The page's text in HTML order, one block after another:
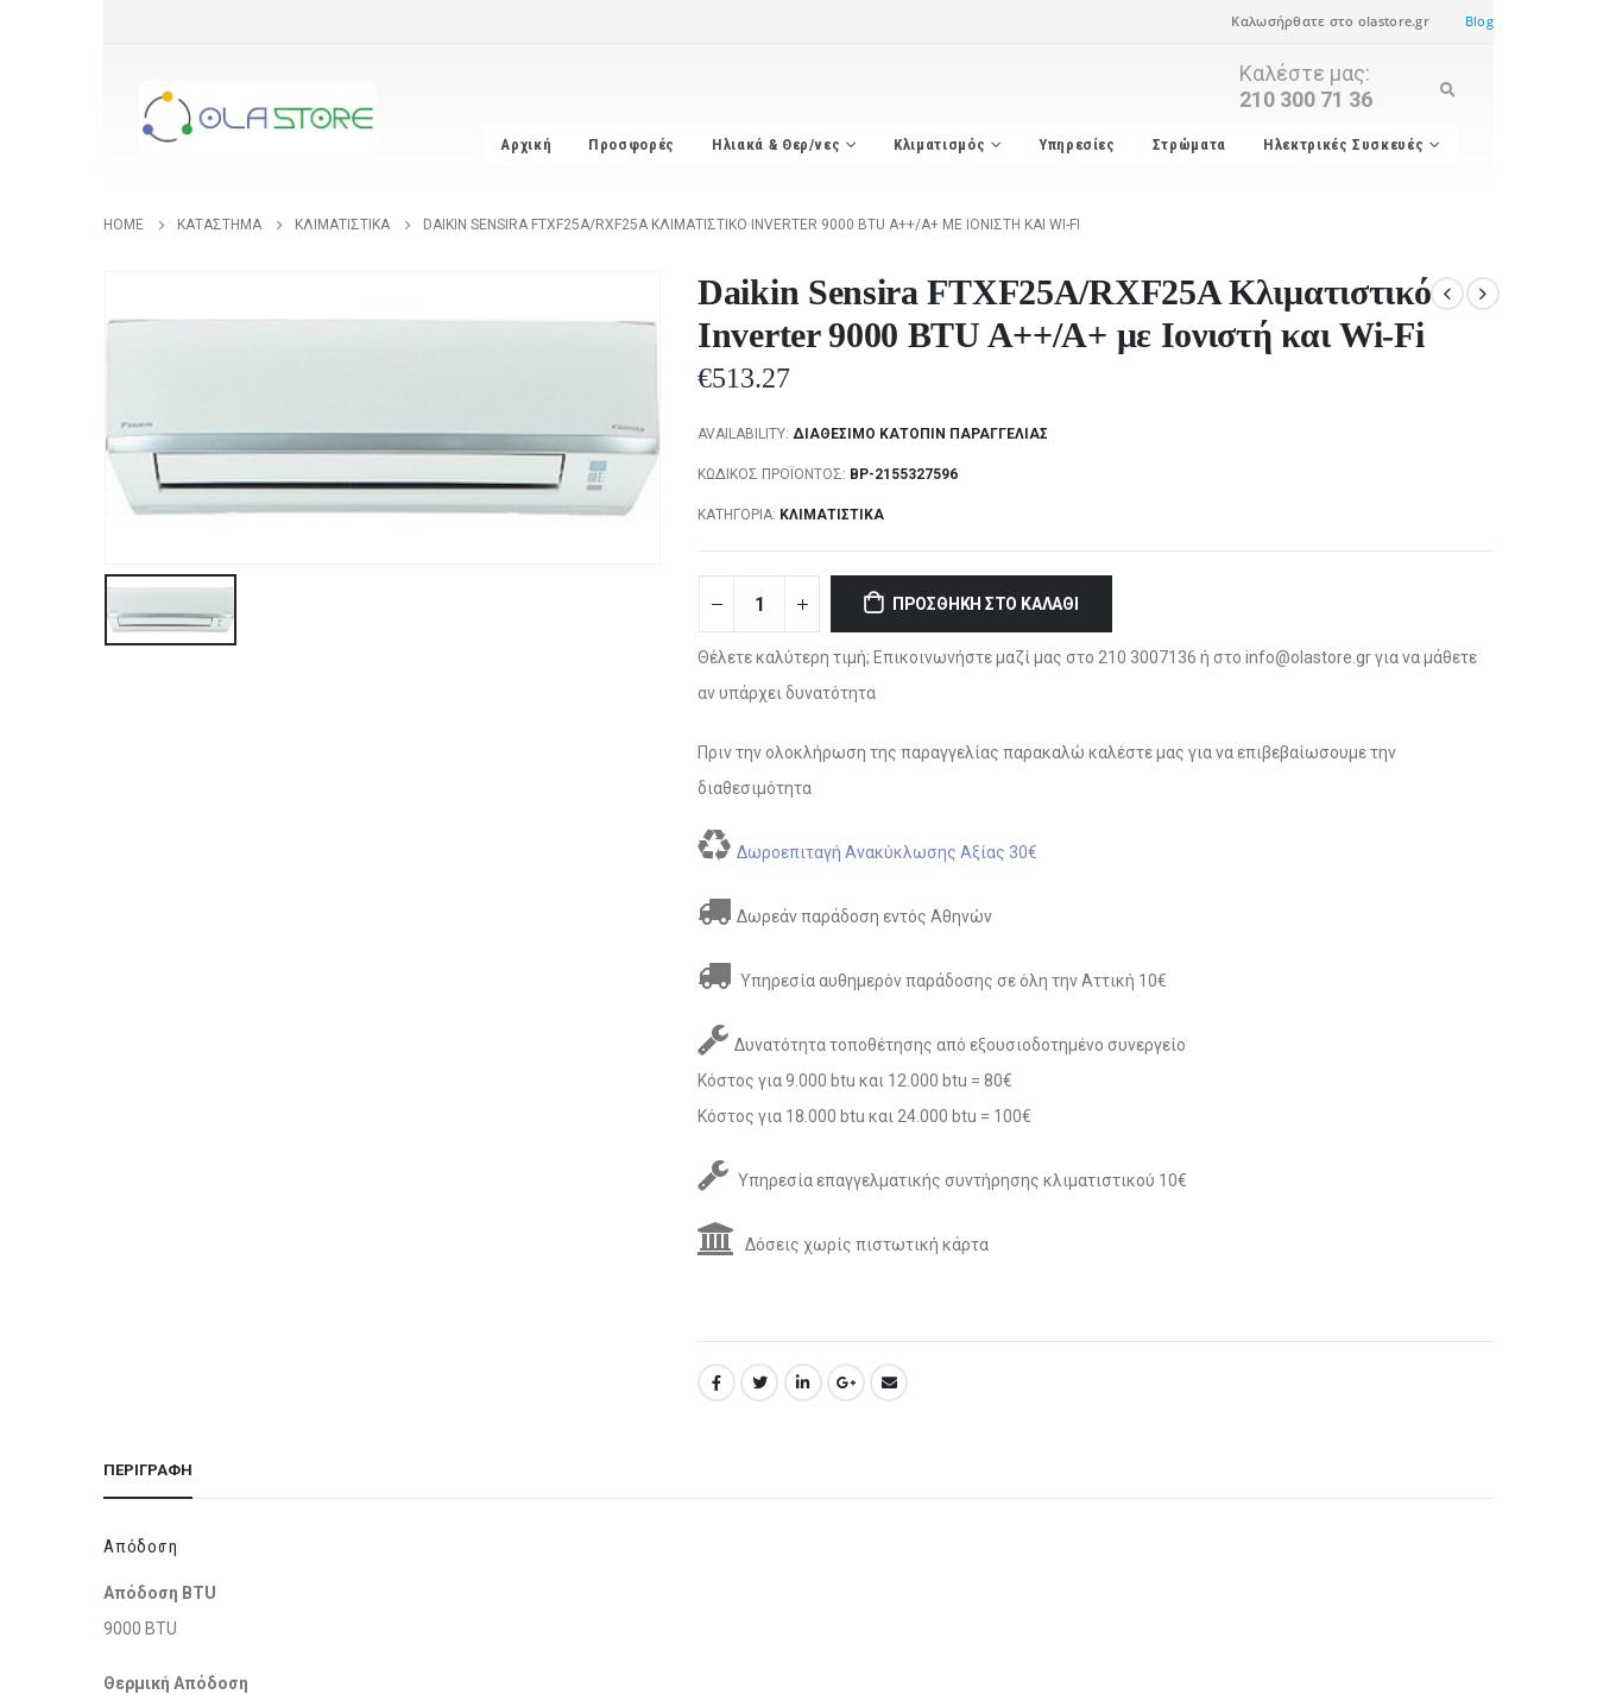
Καλωσήρθατε στο olastore.gr Blog
Καλέστε μας:
210 300 71 36
Αρχική Προσφορές Ηλιακά & Θερ/νες Κλιματισμός Υπηρεσίες Στρώματα Ηλεκτρικές Συσκευές
HOME ΚΑΤΆΣΤΗΜΑ ΚΛΙΜΑΤΙΣΤΙΚΆ DAIKIN SENSIRA FTXF25A/RXF25A ΚΛΙΜΑΤΙΣΤΙΚΌ INVERTER 9000 BTU A++/A+ ΜΕ ΙΟΝΙΣΤΉ ΚΑΙ WI-FI
Daikin Sensira FTXF25A/RXF25A Κλιματιστικό
Inverter 9000 BTU A++/A+ με Ιονιστή και Wi-Fi
€513.27
AVAILABILITY: ΔΙΑΘΈΣΙΜΟ ΚΑΤΌΠΙΝ ΠΑΡΑΓΓΕΛΊΑΣ
ΚΩΔΙΚΌΣ ΠΡΟΪΌΝΤΟΣ: BP-2155327596
ΚΑΤΗΓΟΡΊΑ: ΚΛΙΜΑΤΙΣΤΙΚΆ
ΠΡΟΣΘΉΚΗ ΣΤΟ ΚΑΛΆΘΙ
Θέλετε καλύτερη τιμή; Επικοινωνήστε μαζί μας στο 210 3007136 ή στο info@olastore.gr για να μάθετε
αν υπάρχει δυνατότητα
Πριν την ολοκλήρωση της παραγγελίας παρακαλώ καλέστε μας για να επιβεβαίωσουμε την
διαθεσιμότητα
Δωροεπιταγή Ανακύκλωσης Αξίας 30€
Δωρεάν παράδοση εντός Αθηνών
Υπηρεσία αυθημερόν παράδοσης σε όλη την Αττική 10€
Δυνατότητα τοποθέτησης από εξουσιοδοτημένο συνεργείο
Κόστος για 9.000 btu και 12.000 btu = 80€
Κόστος για 18.000 btu και 24.000 btu = 100€
Υπηρεσία επαγγελματικής συντήρησης κλιματιστικού 10€
Δόσεις χωρίς πιστωτική κάρτα
ΠΕΡΙΓΡΑΦΉ
Απόδοση
Απόδοση BTU
9000 BTU
Θερμική Απόδοση